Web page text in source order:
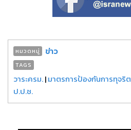
หมวดหมู่ ข่าว
TAGS
วาระครม.|มาตรการป้องกันการทุจริต
ป.ป.ช.